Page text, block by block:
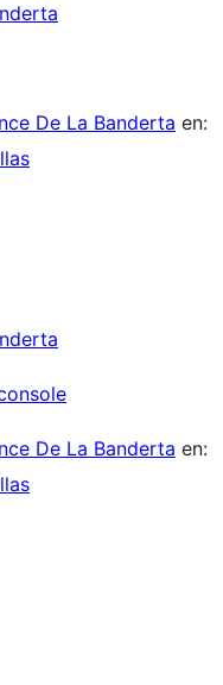
De La Banderta en:
De La Banderta en: